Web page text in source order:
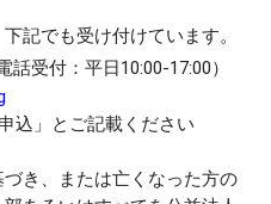
記でも受け付けています。
電話受付：平日10:00-17:00）
込」とご記載ください
き、または亡くなった方の